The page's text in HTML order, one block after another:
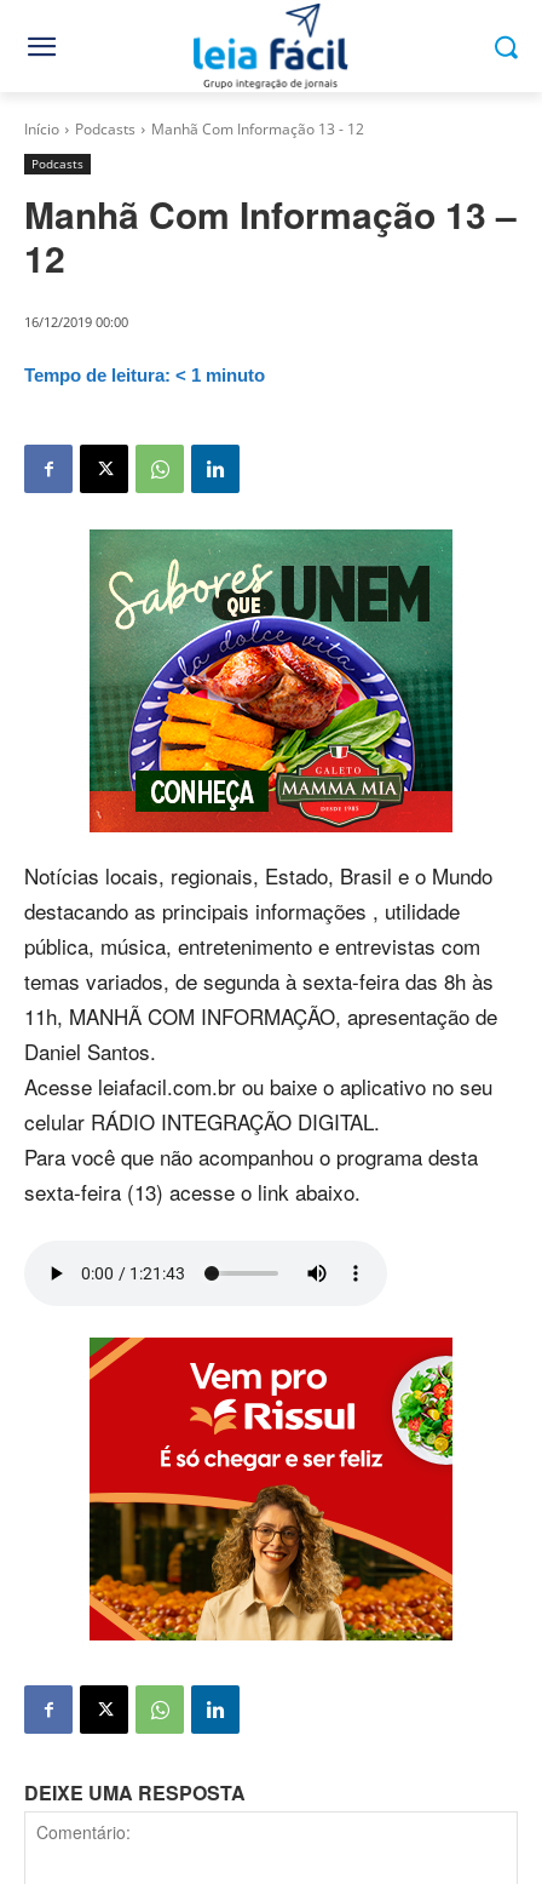
Início Podcasts Manhã Com Informação 13 - 12
Podcasts
Manhã Com Informação 13 –
12
16/12/2019 00:00
Tempo de leitura: < 1 minuto
Notícias locais, regionais, Estado, Brasil e o Mundo
destacando as principais informações , utilidade
pública, música, entretenimento e entrevistas com
temas variados, de segunda à sexta-feira das 8h às
11h, MANHÃ COM INFORMAÇÃO, apresentação de
Daniel Santos.
Acesse leiafacil.com.br ou baixe o aplicativo no seu
celular RÁDIO INTEGRAÇÃO DIGITAL.
Para você que não acompanhou o programa desta
sexta-feira (13) acesse o link abaixo.
DEIXE UMA RESPOSTA